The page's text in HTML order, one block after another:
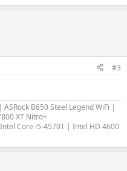
#3
B650 Steel Legend WiFi |
XT Nitro+
Core i5-4570T | Intel HD 4600